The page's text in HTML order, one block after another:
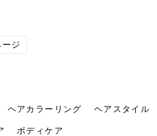
ジ
ヘアカラーリング ヘアスタイル
ボディケア